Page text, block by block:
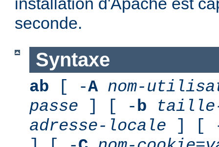
seconde.
Syntaxe
ab [ -A nom-
passe ] [ -b
taille-
adresse-locale ] [